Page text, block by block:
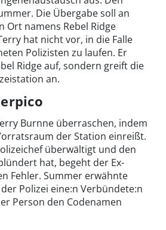
Die Übergabe soll an
Ort namens Rebel Ridge
hat nicht vor, in die Falle
Polizisten zu laufen. Er
Ridge auf, sondern greift die
an.
Burnne überraschen, indem
der Station einreißt.
überwältigt und den
hat, begeht der Ex-
Fehler. Summer erwähnte
Polizei eine:n Verbündete:n
Person den Codenamen